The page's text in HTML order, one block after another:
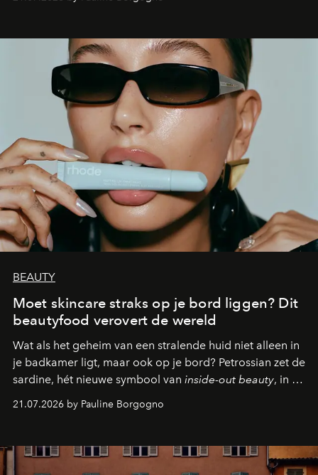
aan make-up.
BEAUTY
Moet skincare straks op je bord liggen? Dit
beautyfood verovert de wereld
Wat als het geheim van een stralende huid niet alleen in
je badkamer ligt, maar ook op je bord? Petrossian zet de
sardine, hét nieuwe symbool van inside-out beauty, in de
kijker met twee gastronomische creaties.
21.07.2026 by Pauline Borgogno